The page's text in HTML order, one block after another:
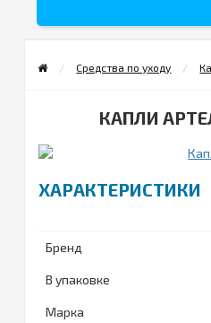
Средства по уходу
КАПЛИ
ХАРАКТЕРИСТИКИ
Бренд
В упаковке
Марка